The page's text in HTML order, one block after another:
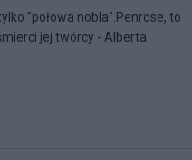
"połowa nobla".Penrose, to
jej twórcy - Alberta